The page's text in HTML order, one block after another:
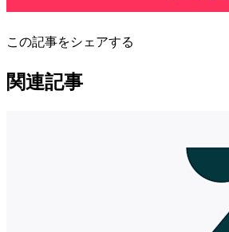
この記事をシェアする
関連記事